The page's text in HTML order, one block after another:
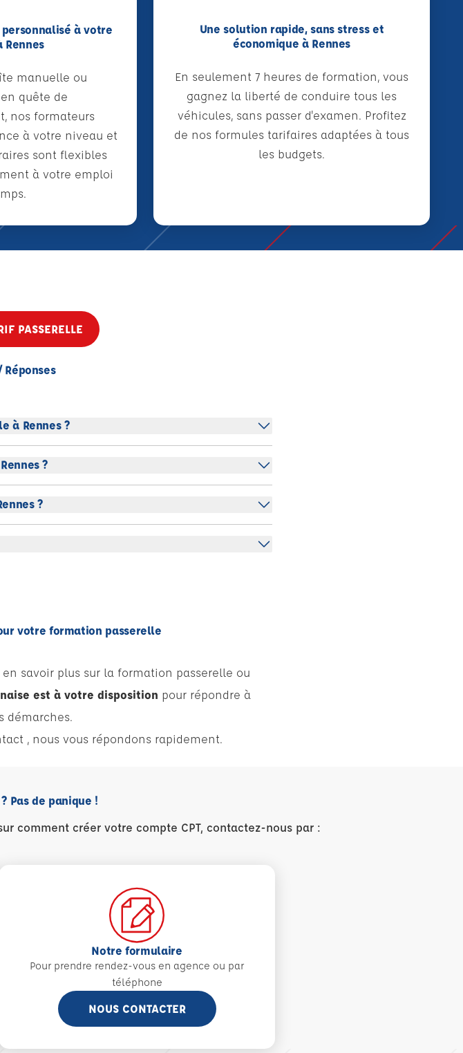
à votre
manuelle ou
quête de
nos formateurs
à votre niveau et
sont flexibles
à votre emploi
Une solution rapide, sans stress et
économique à Rennes
En seulement 7 heures de formation, vous
gagnez la liberté de conduire tous les
véhicules, sans passer d'examen. Profitez
de nos formules tarifaires adaptées à tous
les budgets.
PASSERELLE
Réponses
à Rennes ?
?
?
votre formation passerelle
savoir plus sur la formation passerelle ou
est à votre disposition pour répondre à
démarches.
, nous vous répondons rapidement.
Pas de panique !
comment créer votre compte CPT, contactez-nous par :
Notre formulaire
Pour prendre rendez-vous en agence ou par
téléphone
NOUS CONTACTER